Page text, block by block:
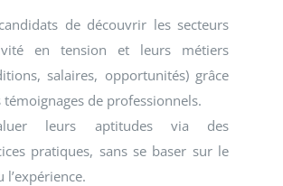
de découvrir les secteurs
en tension et leurs métiers
salaires, opportunités) grâce
témoignages de professionnels.
leurs aptitudes via des
pratiques, sans se baser sur le
l’expérience.